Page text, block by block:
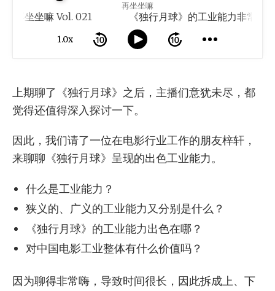
再坐坐嘛
再坐坐嘛 Vol. 021
1.0x
上期聊了《独行月球》之后，主播们意犹未尽，都
觉得还值得深入探讨一下。
因此，我们请了一位在电影行业工作的朋友梓轩，
来聊聊《独行月球》呈现的出色工业能力。
什么是工业能力？
狭义的、广义的工业能力又分别是什么？
《独行月球》的工业能力出色在哪？
对中国电影工业整体有什么价值吗？
因为聊得非常嗨，导致时间很长，因此拆成上、下